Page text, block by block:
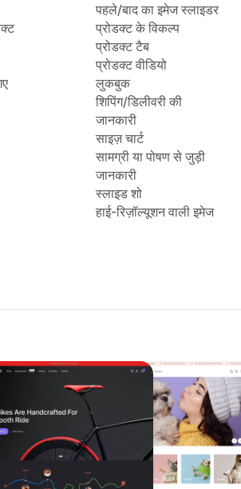
पहले/बाद का इमेज स्लाइडर
प्रोडक्ट के विकल्प
प्रोडक्ट टैब
प्रोडक्ट वीडियो
लुकबुक
शिपिंग/डिलीवरी की
जानकारी
साइज़ चार्ट
सामग्री या पोषण से जुड़ी
जानकारी
स्लाइड शो
हाई-रिज़ॉल्यूशन वाली इमेज